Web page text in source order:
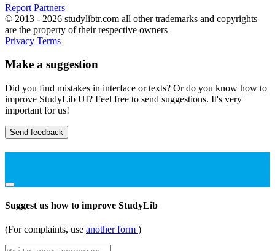
Report Partners
© 2013 - 2026 studylibtr.com all other trademarks and copyrights
are the property of their respective owners
Privacy Terms
Make a suggestion
Did you find mistakes in interface or texts? Or do you know how to
improve StudyLib UI? Feel free to send suggestions. It's very
important for us!
Send feedback
Suggest us how to improve StudyLib
(For complaints, use another form )